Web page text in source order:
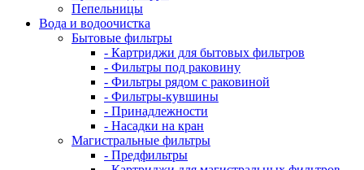
Пепельницы
Вода и водоочистка
Бытовые фильтры
- Картриджи для бытовых фильтров
- Фильтры под раковину
- Фильтры рядом с раковиной
- Фильтры-кувшины
- Принадлежности
- Насадки на кран
Магистральные фильтры
- Предфильтры